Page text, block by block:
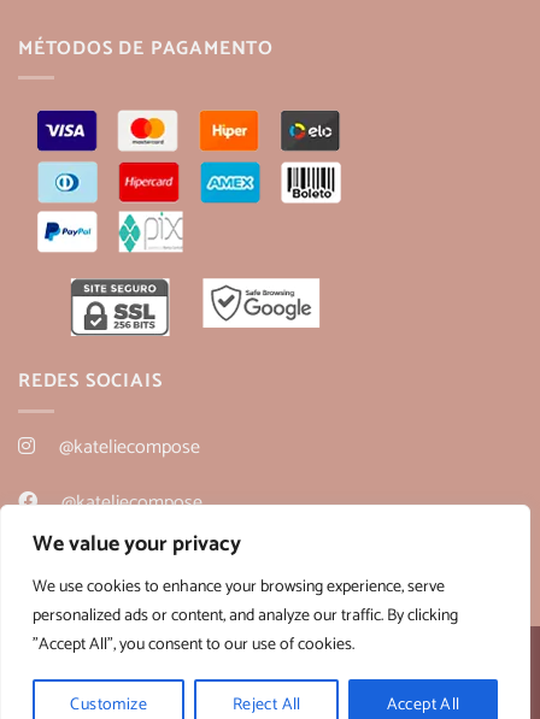
We value your privacy
We use cookies to enhance your browsing experience, serve
personalized ads or content, and analyze our traffic. By clicking
"Accept All", you consent to our use of cookies.
Customize Reject All Accept All
MÉTODOS DE PAGAMENTO
REDES SOCIAIS
@kateliecompose
@kateliecompose
@kateliecompose
Copyright 2026 ©
Kateliê Composê- CNPJ 36.430.458/0001-28